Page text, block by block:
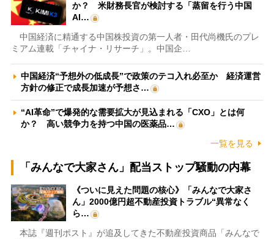
か？ 米財務長官が検討する「蒸留を行う中国
AI…
中国経済に精通する中国株投資の第一人者・田代尚機氏のプレ
ミアム連載「チャイナ・リサーチ」。中国企…
中国経済“予想外の低成長”で政策のテコ入れ必至か 経済運営
方針の修正で成長加速が予想さ…
“AI革命”で爆発的な需要拡大が見込まれる「CXO」とは何
か？ 高い競争力を持つ中国の医薬品…
一覧を見る
「みんなで大家さん」配当ストップ騒動の内幕
《ついに見えた問題の核心》「みんなで大家さ
ん」2000億円超不動産投資トラブル“異常なく
ら…
本誌『週刊ポスト』が追及してきた不動産投資商品「みんなで